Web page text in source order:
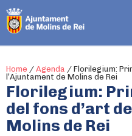
Home / Agenda / Florilegium:
l’Ajuntament de Molins de Rei
Florilegium:
del fons d’art
Molins de Rei